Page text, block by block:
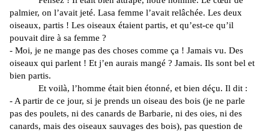
palmier, on l’avait jeté. Lasa femme l’avait relâchée. Les deux
oiseaux, partis ! Les oiseaux étaient partis, et qu’est-ce qu’il
pouvait dire à sa femme ?
- Moi, je ne mange pas des choses comme ça ! Jamais vu. Des
oiseaux qui parlent ! Et j’en aurais mangé ? Jamais. Ils sont bel et
bien partis.
Et voilà, l’homme était bien étonné, et bien déçu. Il dit :
- A partir de ce jour, si je prends un oiseau des bois (je ne parle
pas des poulets, ni des canards de Barbarie, ni des oies, ni des
canards, mais des oiseaux sauvages des bois), pas question de